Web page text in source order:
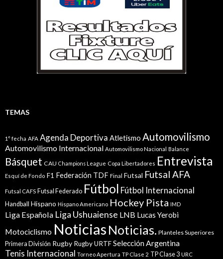
TEMAS
1° fecha AFA Agenda Deportiva Atletismo Automovilismo
Automovilismo Internacional Automovilismo Nacional Balance
Básquet CAU Champions League Copa Libertadores Entrevista
Esquí de Fondo F1 Federación TDF Final Futsal Futsal AFA
Futsal CAFS Futsal Federado Fútbol Fútbol Internacional
Handball Hispano Hispano Americano Hockey Pista IMD
Liga Española Liga Ushuaiense LNB Lucas Yerobi
Motociclismo Noticias Noticias. Planteles Superiores
Primera División Rugby Rugby URTFSelección Argentina
Tenis Internacional Torneo Apertura TP Clase 2 TP Clase 3 URC